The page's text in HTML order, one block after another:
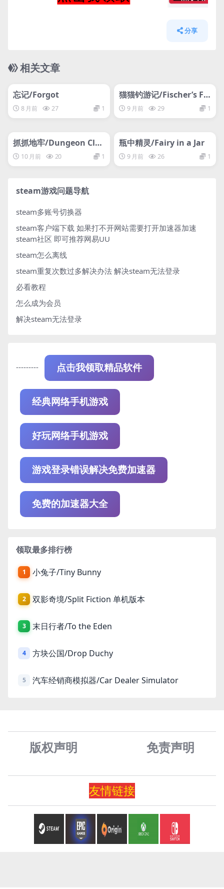
分享
相关文章
忘记/Forgot
8 月前 27 1
网盘下载游戏
猫猫钓游记/Fischer’s Fis
hing Journey
9 月前 29 1
网盘下载游戏
抓抓地牢/Dungeon Cla
wler10 月前 20 1
网盘下载游戏
瓶中精灵/Fairy in a Jar
9 月前 26 1
steam游戏问题导航
steam多账号切换器
steam客户端下载 如果打不开网站需要打开加速器加速
steam社区 即可推荐网易UU
steam怎么离线
steam重复次数过多解决办法 解决steam无法登录
必看教程
怎么成为会员
解决steam无法登录
--------- 点击我领取精品软件
经典网络手机游戏
好玩网络手机游戏
游戏登录错误解决免费加速器
免费的加速器大全
领取最多排行榜
1 小兔子/Tiny Bunny
2 双影奇境/Split Fiction 单机版本
3 末日行者/To the Eden
4 方块公国/Drop Duchy
5 汽车经销商模拟器/Car Dealer Simulator
版权声明 免责声明
友情链接